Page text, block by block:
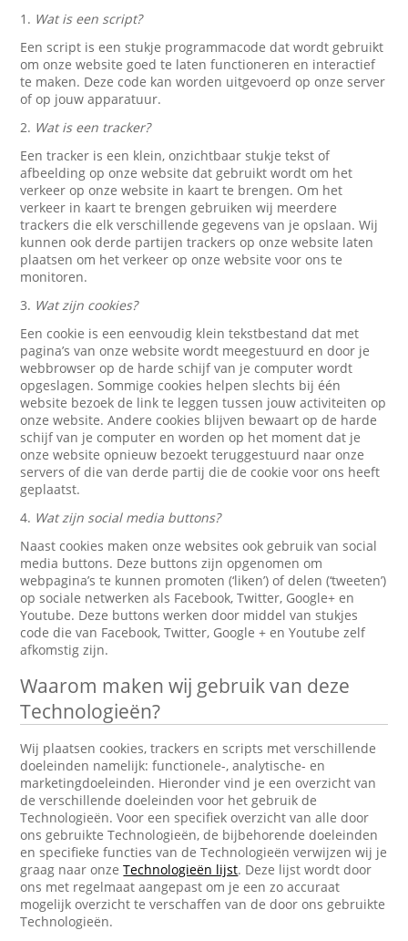
1. Wat is een script?
Een script is een stukje programmacode dat wordt gebruikt
om onze website goed te laten functioneren en interactief
te maken. Deze code kan worden uitgevoerd op onze server
of op jouw apparatuur.
2. Wat is een tracker?
Een tracker is een klein, onzichtbaar stukje tekst of
afbeelding op onze website dat gebruikt wordt om het
verkeer op onze website in kaart te brengen. Om het
verkeer in kaart te brengen gebruiken wij meerdere
trackers die elk verschillende gegevens van je opslaan. Wij
kunnen ook derde partijen trackers op onze website laten
plaatsen om het verkeer op onze website voor ons te
monitoren.
3. Wat zijn cookies?
Een cookie is een eenvoudig klein tekstbestand dat met
pagina’s van onze website wordt meegestuurd en door je
webbrowser op de harde schijf van je computer wordt
opgeslagen. Sommige cookies helpen slechts bij één
website bezoek de link te leggen tussen jouw activiteiten op
onze website. Andere cookies blijven bewaart op de harde
schijf van je computer en worden op het moment dat je
onze website opnieuw bezoekt teruggestuurd naar onze
servers of die van derde partij die de cookie voor ons heeft
geplaatst.
4. Wat zijn social media buttons?
Naast cookies maken onze websites ook gebruik van social
media buttons. Deze buttons zijn opgenomen om
webpagina’s te kunnen promoten (‘liken’) of delen (‘tweeten’)
op sociale netwerken als Facebook, Twitter, Google+ en
Youtube. Deze buttons werken door middel van stukjes
code die van Facebook, Twitter, Google + en Youtube zelf
afkomstig zijn.
Waarom maken wij gebruik van deze
Technologieën?
Wij plaatsen cookies, trackers en scripts met verschillende
doeleinden namelijk: functionele-, analytische- en
marketingdoeleinden. Hieronder vind je een overzicht van
de verschillende doeleinden voor het gebruik de
Technologieën. Voor een specifiek overzicht van alle door
ons gebruikte Technologieën, de bijbehorende doeleinden
en specifieke functies van de Technologieën verwijzen wij je
graag naar onzeTechnologieën lijst. Deze lijst wordt door
ons met regelmaat aangepast om je een zo accuraat
mogelijk overzicht te verschaffen van de door ons gebruikte
Technologieën.